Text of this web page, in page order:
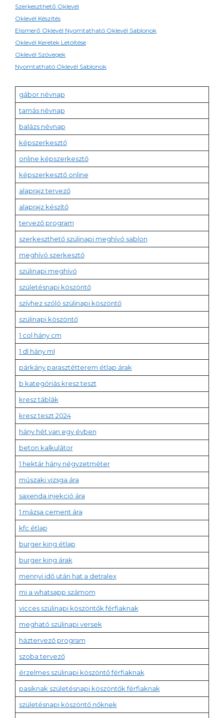
Szerkeszthető Oklevél
Oklevél Készítés
Elismerő Oklevél Nyomtatható Oklevél Sablonok
Oklevél Keretek Letöltése
Oklevél Szövegek
Nyomtatható Oklevél Sablonok
gábor névnap
tamás névnap
balázs névnap
képszerkesztő
online képszerkesztő
képszerkesztő online
alaprajz tervező
alaprajz készítő
tervező program
szerkeszthető szülinapi meghívó sablon
meghívó szerkesztő
szülinapi meghívó
születésnapi köszöntő
szívhez szóló szülinapi köszöntő
szülinapi köszöntő
1 col hány cm
1 dl hány ml
párkány parasztétterem étlap árak
b kategóriás kresz teszt
kresz táblák
kresz teszt 2024
hány hét van egy évben
beton kalkulátor
1 hektár hány négyzetméter
műszaki vizsga ára
saxenda injekció ára
1 mázsa cement ára
kfc étlap
burger king étlap
burger king árak
mennyi idő után hat a detralex
mi a whatsapp számom
vicces szülinapi köszöntők férfiaknak
megható szülinapi versek
háztervező program
szoba tervező
érzelmes szülinapi köszöntő férfiaknak
pasiknak születésnapi köszöntők férfiaknak
születésnapi köszöntő nőknek